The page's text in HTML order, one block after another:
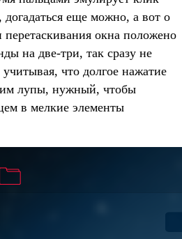
еще можно, а вот о
окна положено
на две-три, так сразу не
что долгое нажатие
лупы, нужный, чтобы
в мелкие элементы